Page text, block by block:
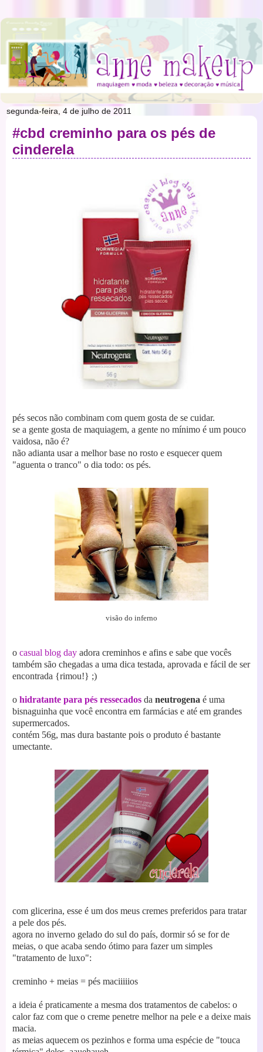
segunda-feira, 4 de julho de 2011
#cbd creminho para os pés de
cinderela
pés secos não combinam com quem gosta de se cuidar.
se a gente gosta de maquiagem, a gente no mínimo é um pouco
vaidosa, não é?
não adianta usar a melhor base no rosto e esquecer quem
"aguenta o tranco" o dia todo: os pés.
visão do inferno
o casual blog day adora creminhos e afins e sabe que vocês
também são chegadas a uma dica testada, aprovada e fácil de ser
encontrada {rimou!} ;)
o hidratante para pés ressecados da neutrogena é uma
bisnaguinha que você encontra em farmácias e até em grandes
supermercados.
contém 56g, mas dura bastante pois o produto é bastante
umectante.
com glicerina, esse é um dos meus cremes preferidos para tratar
a pele dos pés.
agora no inverno gelado do sul do país, dormir só se for de
meias, o que acaba sendo ótimo para fazer um simples
"tratamento de luxo":
creminho + meias = pés maciiiiios
a ideia é praticamente a mesma dos tratamentos de cabelos: o
calor faz com que o creme penetre melhor na pele e a deixe mais
macia.
as meias aquecem os pezinhos e forma uma espécie de "touca